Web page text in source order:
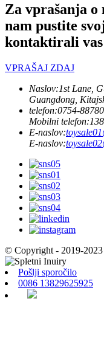
Za vprašanja o
nam pustite
kontaktirali
VPRAŠAJ ZDAJ
Naslov:1st Lane,
Guangdong,
telefon:0754-
Mobilni telefon:
E-naslov:
E-naslov:
© Copyright - 2019-2023
Pošlji sporočilo
0086 13829625925